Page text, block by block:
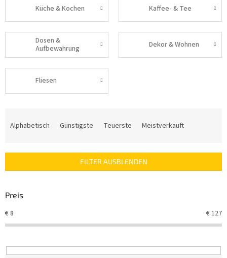
Küche & Kochen Kaffee- & Tee
Dosen &
Aufbewahrung
Dekor & Wohnen
Fliesen
k
s
r
t
e
Alphabetisch Günstigste Teuerste Meistverkauft
FILTER AUSBLENDEN
Preis
€8 €127